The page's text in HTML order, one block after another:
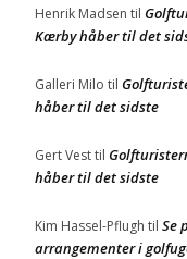
Henrik Madsen til
Kærby håber til det
Galleri Milo til
håber til det sidste
Gert Vesttil
håber til det sidste
Kim Hassel-Pflugh til Se
arrangementer i